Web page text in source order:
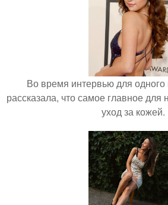
Во время интервью для одного
рассказала, что самое главное
уход за кожей.